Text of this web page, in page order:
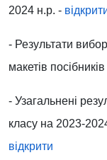
2024 н.р. -
- Результати
макетів
- Узагальнені
класу на 2023-
відкрити